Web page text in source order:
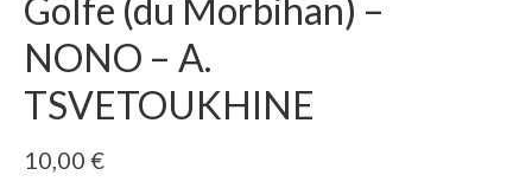
Golfe (du Morbihan) –
NONO – A.
TSVETOUKHINE
10,00 €